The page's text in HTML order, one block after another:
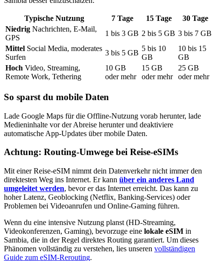
Typische Nutzung 7 Tage 15 Tage 30 Tage
Niedrig Nachrichten, E-Mail,
GPS
1 bis 3 GB 2 bis 5 GB 3 bis 7 GB
Mittel Social Media, moderates
Surfen
3 bis 5 GB
5 bis 10
GB
10 bis 15
GB
Hoch Video, Streaming,
Remote Work, Tethering
10 GB
oder mehr
15 GB
oder mehr
25 GB
oder mehr
So sparst du mobile Daten
Lade Google Maps für die Offline-Nutzung vorab herunter, lade
Medieninhalte vor der Abreise herunter und deaktiviere
automatische App-Updates über mobile Daten.
Achtung: Routing-Umwege bei Reise-eSIMs
Mit einer Reise-eSIM nimmt dein Datenverkehr nicht immer den
direktesten Weg ins Internet. Er kann über ein anderes Land
umgeleitet werden, bevor er das Internet erreicht. Das kann zu
hoher Latenz, Geoblocking (Netflix, Banking-Services) oder
Problemen bei Videoanrufen und Online-Gaming führen.
Wenn du eine intensive Nutzung planst (HD-Streaming,
Videokonferenzen, Gaming), bevorzuge eine lokale eSIM in
Sambia, die in der Regel direktes Routing garantiert. Um dieses
Phänomen vollständig zu verstehen, lies unseren vollständigen
Guide zum eSIM-Rerouting.